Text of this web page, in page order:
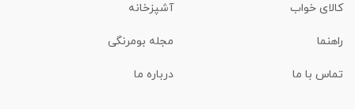
کالای خواب آشپزخانه
راهنما مجله بومرنگی
تماس با ما درباره ما